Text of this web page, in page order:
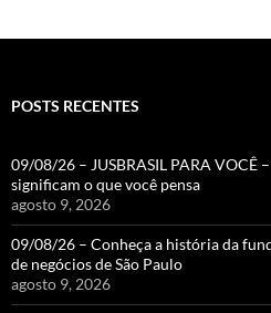
POSTS RECENTES
09/08/26 – JUSBRASIL PARA VOCÊ
significam o que você pensa
agosto 9, 2026
09/08/26 – Conheça a história da
de negócios de São Paulo
agosto 9, 2026